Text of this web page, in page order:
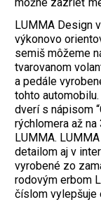
LUMMA Design
výkonovo
semiš môžeme
tvarovanom
a pedále
tohto
dverí s nápisom
rýchlomera až
LUMMA.
detailom aj v
vyrobené zo
rodovým erbom
číslom vylepšuje